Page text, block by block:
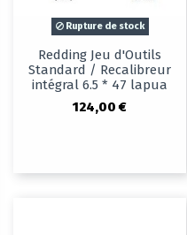
Rupture de stock
Redding Jeu d'Outils
Standard / Recalibreur
intégral 6.5 * 47 lapua
124,00 €